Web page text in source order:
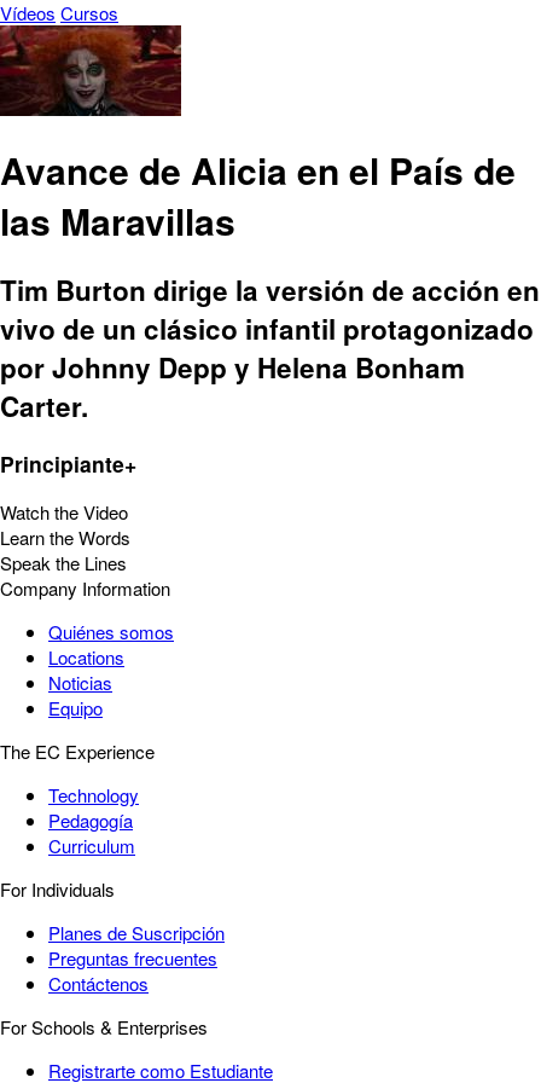
Vídeos Cursos
Avance de Alicia en el País de
las Maravillas
Tim Burton dirige la versión de acción en
vivo de un clásico infantil protagonizado
por Johnny Depp y Helena Bonham
Carter.
Principiante+
Watch the Video
Learn the Words
Speak the Lines
Company Information
Quiénes somos
Locations
Noticias
Equipo
The EC Experience
Technology
Pedagogía
Curriculum
For Individuals
Planes de Suscripción
Preguntas frecuentes
Contáctenos
For Schools & Enterprises
Registrarte como Estudiante